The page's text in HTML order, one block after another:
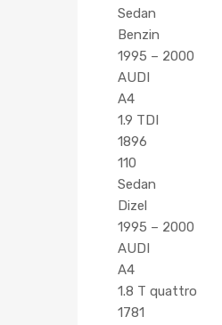
Sedan
Benzin
1995 – 2000
AUDI
A4
1.9 TDI
1896
110
Sedan
Dizel
1995 – 2000
AUDI
A4
1.8 T quattro
1781